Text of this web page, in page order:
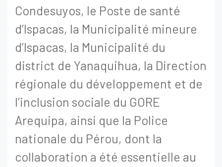
Condesuyos, le Poste de santé
d’Ispacas, la Municipalité mineure
d’Ispacas, la Municipalité du
district de Yanaquihua, la Direction
régionale du développement et de
l’inclusion sociale du GORE
Arequipa, ainsi que la Police
nationale du Pérou, dont la
collaboration a été essentielle au